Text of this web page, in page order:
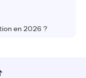
en 2026 ?